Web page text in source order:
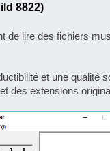
8822)
de lire des fichiers
et une qualité
des extensions